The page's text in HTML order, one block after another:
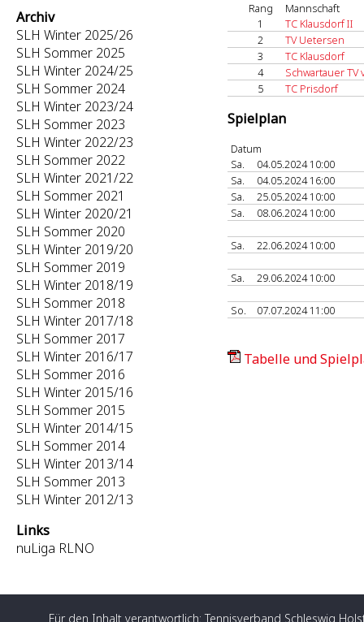
Archiv
SLH Winter 2025/26
SLH Sommer 2025
SLH Winter 2024/25
SLH Sommer 2024
SLH Winter 2023/24
SLH Sommer 2023
SLH Winter 2022/23
SLH Sommer 2022
SLH Winter 2021/22
SLH Sommer 2021
SLH Winter 2020/21
SLH Sommer 2020
SLH Winter 2019/20
SLH Sommer 2019
SLH Winter 2018/19
SLH Sommer 2018
SLH Winter 2017/18
SLH Sommer 2017
SLH Winter 2016/17
SLH Sommer 2016
SLH Winter 2015/16
SLH Sommer 2015
SLH Winter 2014/15
SLH Sommer 2014
SLH Winter 2013/14
SLH Sommer 2013
SLH Winter 2012/13
Links
nuLiga RLNO
Rang
Mannschaft
1
TC Klausdorf II
2
TV Uetersen
3
TC Klausdorf
4
Schwartauer TV
5
TC Prisdorf
Spielplan
Datum
Sa.
04.05.2024 10:00
Sa.
04.05.2024 16:00
Sa.
25.05.2024 10:00
Sa.
08.06.2024 10:00
Sa. 22.06.2024 10:00
Sa. 29.06.2024 10:00
So. 07.07.2024 11:00
Tabelle und
Für den Inhalt verantwortlich: Tennisverband Schleswig